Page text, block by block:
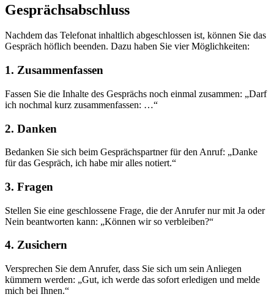
Gesprächsabschluss
Nachdem das Telefonat inhaltlich abgeschlossen ist, können Sie das
Gespräch höflich beenden. Dazu haben Sie vier Möglichkeiten:
1. Zusammenfassen
Fassen Sie die Inhalte des Gesprächs noch einmal zusammen: „Darf
ich nochmal kurz zusammenfassen: …“
2. Danken
Bedanken Sie sich beim Gesprächspartner für den Anruf: „Danke
für das Gespräch, ich habe mir alles notiert.“
3. Fragen
Stellen Sie eine geschlossene Frage, die der Anrufer nur mit Ja oder
Nein beantworten kann: „Können wir so verbleiben?“
4. Zusichern
Versprechen Sie dem Anrufer, dass Sie sich um sein Anliegen
kümmern werden: „Gut, ich werde das sofort erledigen und melde
mich bei Ihnen.“